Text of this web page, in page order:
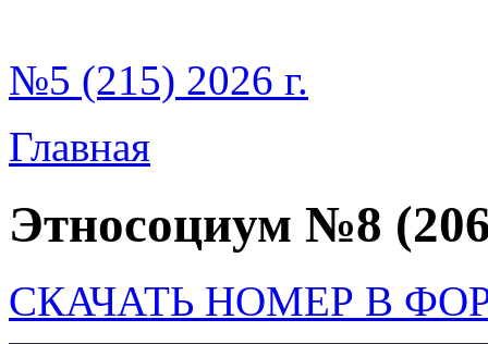
№5 (215) 2026 г.
Главная
Этносоциум №8
СКАЧАТЬ НОМЕР В